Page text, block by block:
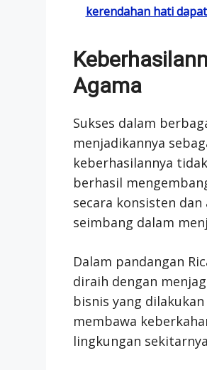
kerendahan hati
Agama
Sukses dalam
menjadikannya
keberhasilannya
berhasil
secara konsisten
seimbang dalam
Dalam pandangan
diraih dengan
bisnis yang
membawa
lingkungan